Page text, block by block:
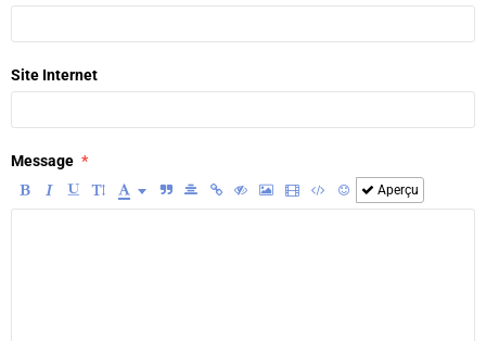
Site Internet
Message
Aperçu